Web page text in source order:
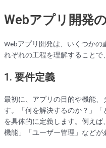
Webアプリ開発
Webアプリ開発は、いくつか
れぞれの工程を理解することで
1. 要件定義
最初に、アプリの目的や機能、
す。「何を解決するのか？」「
を具体的に定義します。例えば
機能」「ユーザー管理」などが